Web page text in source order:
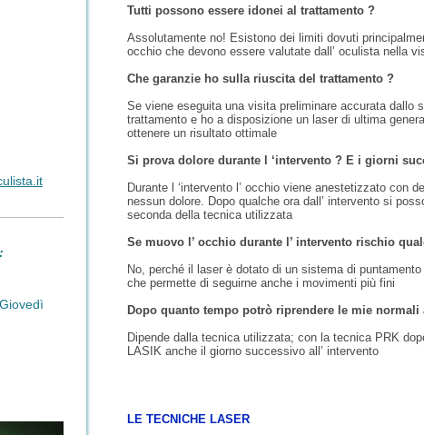
Tutti possono essere idonei al trattamento ?
Assolutamente no! Esistono dei limiti dovuti
occhio che devono essere valutate dall’ oculista nella
Che garanzie ho sulla riuscita del trattamento ?
Se viene eseguita una visita preliminare accurata dallo
trattamento e ho a disposizione un laser di ultima
ottenere un risultato ottimale
Si prova dolore durante l ‘intervento ? E i giorni
Durante l ‘intervento l’ occhio viene anestetizzato con
nessun dolore. Dopo qualche ora dall’ intervento si
seconda della tecnica utilizzata
Se muovo l’ occhio durante l’ intervento rischio
No, perché il laser è dotato di un sistema di
che permette di seguirne anche i movimenti più fini
Dopo quanto tempo potrò riprendere le mie normali
Dipende dalla tecnica utilizzata; con la tecnica PRK
LASIK anche il giorno successivo all’ intervento
LE TECNICHE LASER